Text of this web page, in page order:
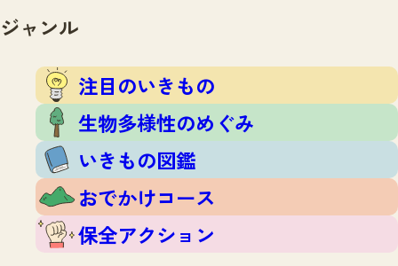
保全アクション
調査結果
ふくおかいきものマップ
マッチング
マッチングTOP
掲載申し込みフォーム
お問合せ
ジャンル
注目のいきもの
生物多様性のめぐみ
いきもの図鑑
おでかけコース
保全アクション